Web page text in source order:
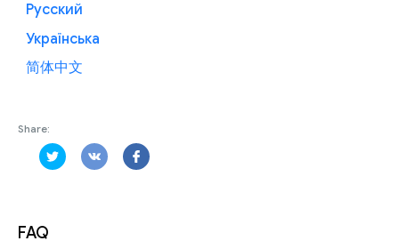
FAQ
Русский
Українська
简体中文
Share: